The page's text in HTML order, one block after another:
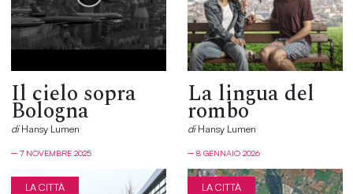
Il cielo sopra
Bologna
diHansy Lumen
─ 7 NOVEMBRE 2025
La lingua del
rombo
diHansy Lumen
─ 8 GENNAIO 2026
LA CITTÀ LA CITTÀ